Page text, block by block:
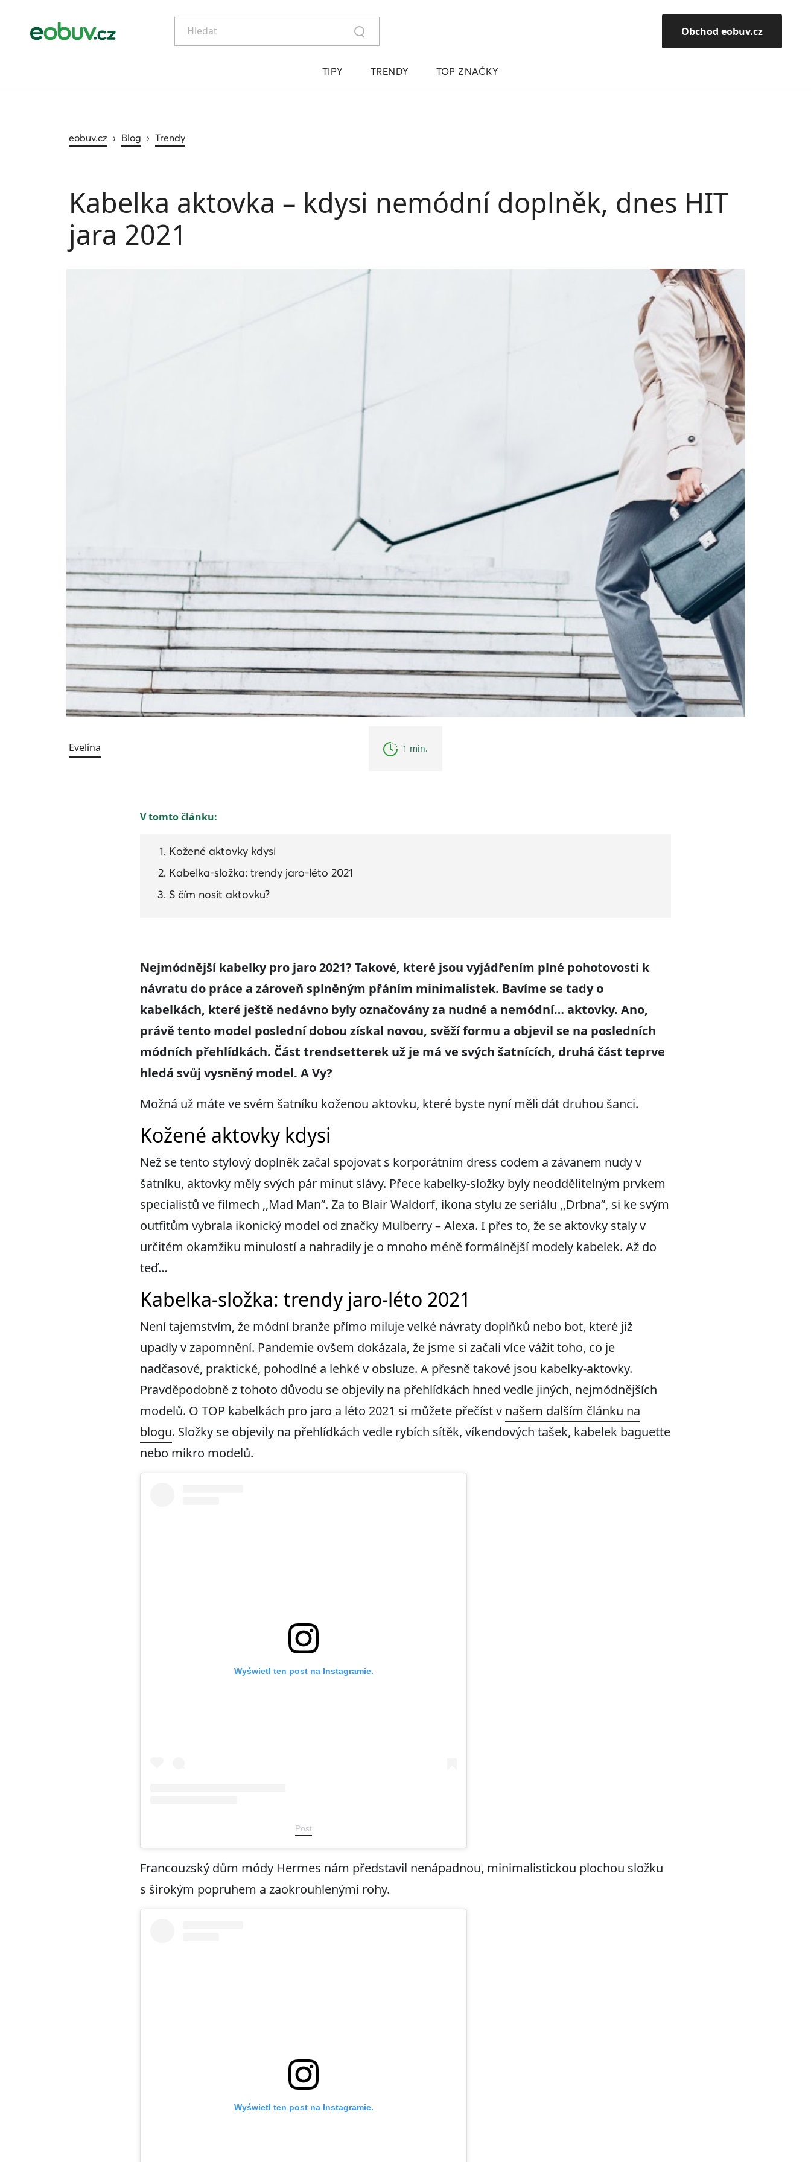
Hledat Obchod eobuv.cz
TIPY TRENDY TOP ZNAČKY
eobuv.cz › Blog › Trendy
Kabelka aktovka – kdysi nemódní doplněk, dnes HIT
jara 2021
Evelína 1 min.
V tomto článku:
Kožené aktovky kdysi
Kabelka-složka: trendy jaro-léto 2021
S čím nosit aktovku?
Nejmódnější kabelky pro jaro 2021? Takové, které jsou vyjádřením plné pohotovosti k
návratu do práce a zároveň splněným přáním minimalistek. Bavíme se tady o
kabelkách, které ještě nedávno byly označovány za nudné a nemódní… aktovky. Ano,
právě tento model poslední dobou získal novou, svěží formu a objevil se na posledních
módních přehlídkách. Část trendsetterek už je má ve svých šatnících, druhá část teprve
hledá svůj vysněný model. A Vy?
Možná už máte ve svém šatníku koženou aktovku, které byste nyní měli dát druhou šanci.
Kožené aktovky kdysi
Než se tento stylový doplněk začal spojovat s korporátním dress codem a závanem nudy v
šatníku, aktovky měly svých pár minut slávy. Přece kabelky-složky byly neoddělitelným prvkem
specialistů ve filmech ,,Mad Man”. Za to Blair Waldorf, ikona stylu ze seriálu ,,Drbna”, si ke svým
outfitům vybrala ikonický model od značky Mulberry – Alexa. I přes to, že se aktovky staly v
určitém okamžiku minulostí a nahradily je o mnoho méně formálnější modely kabelek. Až do
teď…
Kabelka-složka: trendy jaro-léto 2021
Není tajemstvím, že módní branže přímo miluje velké návraty doplňků nebo bot, které již
upadly v zapomnění. Pandemie ovšem dokázala, že jsme si začali více vážit toho, co je
nadčasové, praktické, pohodlné a lehké v obsluze. A přesně takové jsou kabelky-aktovky.
Pravděpodobně z tohoto důvodu se objevily na přehlídkách hned vedle jiných, nejmódnějších
modelů. O TOP kabelkách pro jaro a léto 2021 si můžete přečíst v našem dalším článku na
blogu. Složky se objevily na přehlídkách vedle rybích sítěk, víkendových tašek, kabelek baguette
nebo mikro modelů.
Wyświetl ten post na Instagramie.
Post
Francouzský dům módy Hermes nám představil nenápadnou, minimalistickou plochou složku
s širokým popruhem a zaokrouhlenými rohy.
Wyświetl ten post na Instagramie.